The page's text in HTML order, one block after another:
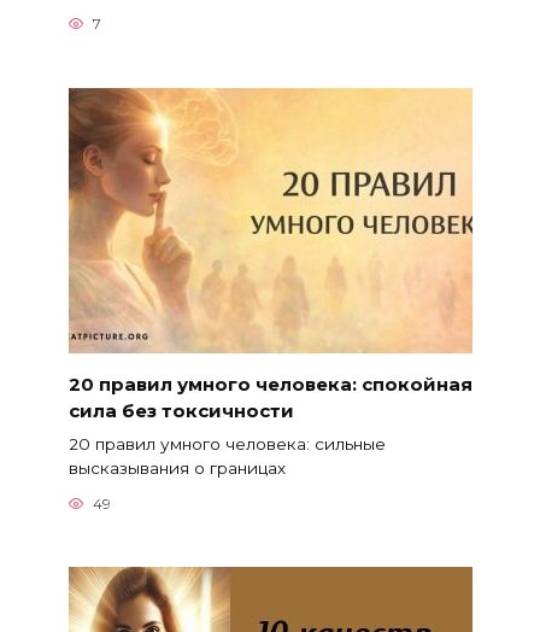
7
20 правил умного человека: спокойная
сила без токсичности
20 правил умного человека: сильные
высказывания о границах
49